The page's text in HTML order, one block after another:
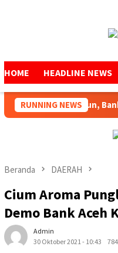
HOME HEADLINE NEWS
RUNNING NEWS
Selama 53 Tahun, Bank
Beranda DAERAH
Cium Aroma
Demo Bank Aceh
Admin
30 Oktober 2021 - 10:43